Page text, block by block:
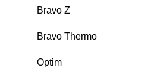
Bravo Z
Bravo Thermo
Optim